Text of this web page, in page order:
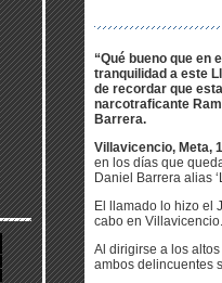
“Qué bueno que en
tranquilidad a este
de recordar que
narcotraficante
Barrera.
Villavicencio, Meta,
en los días que
Daniel Barrera alias
El llamado lo hizo el
cabo en Villavicencio.
Al dirigirse a los
ambos delincuentes